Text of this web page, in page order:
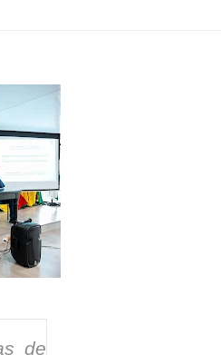
espacios comunitarios que
estudiantes rurales en
comedor comunitario gracias
de